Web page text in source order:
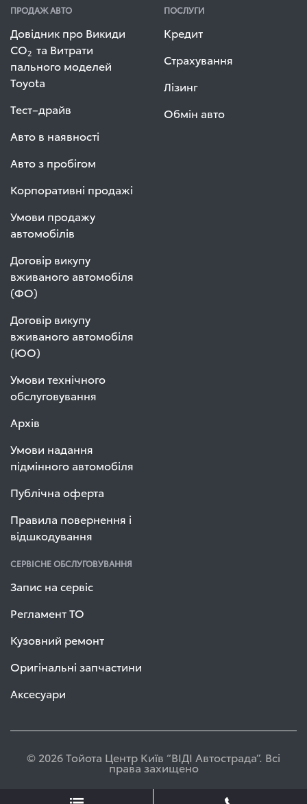
ПРОДАЖ АВТО
Довідник про Викиди
СО2 та Витрати
пального моделей
Toyota
Тест–драйв
Авто в наявності
Авто з пробігом
Корпоративні продажі
Умови продажу
автомобілів
Договір викупу
вживаного автомобіля
(ФО)
Договір викупу
вживаного автомобіля
(ЮО)
Умови технічного
обслуговування
Архів
Умови надання
підмінного автомобіля
Публічна оферта
Правила повернення і
відшкодування
ПОСЛУГИ
Кредит
Страхування
Лізинг
Обмін авто
СЕРВІСНЕ ОБСЛУГОВУВАННЯ
Запис на сервіс
Регламент ТО
Кузовний ремонт
Оригінальні запчастини
Аксесуари
© 2026 Тойота Центр Київ “ВІДІ Автострада”. Всі
права захищено